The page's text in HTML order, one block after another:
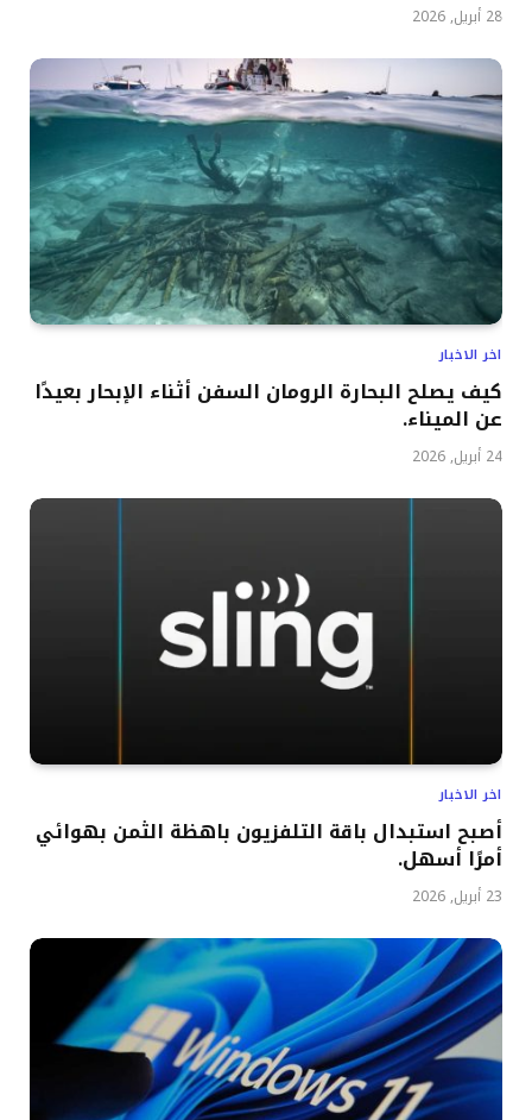
28 أبريل, 2026
اخر الاخبار
كيف يصلح البحارة الرومان السفن أثناء الإبحار بعيدًا
عن الميناء.
24 أبريل, 2026
اخر الاخبار
أصبح استبدال باقة التلفزيون باهظة الثمن بهوائي
أمرًا أسهل.
23 أبريل, 2026